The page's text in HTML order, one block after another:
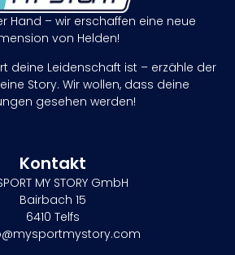
Hand – wir erschaffen eine neue
von Helden!
deine Leidenschaft ist – erzähle der
Story. Wir wollen, dass deine
gesehen werden!
Kontakt
MY STORY GmbH
Bairbach 15
6410 Telfs